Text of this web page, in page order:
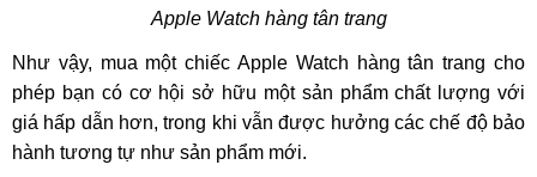
Apple Watch hàng tân trang
Như vậy, mua một chiếc Apple Watch hàng tân trang cho
phép bạn có cơ hội sở hữu một sản phẩm chất lượng với
giá hấp dẫn hơn, trong khi vẫn được hưởng các chế độ bảo
hành tương tự như sản phẩm mới.